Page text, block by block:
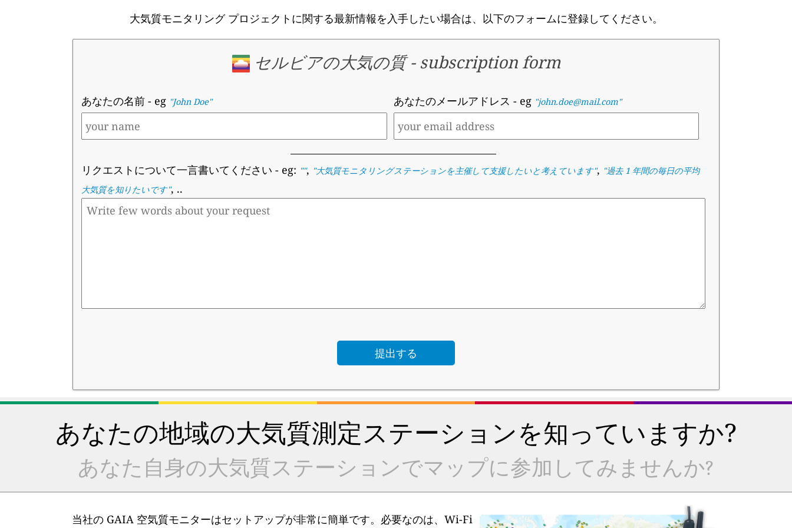
大気質モニタリング プロジェクトに関する最新情報を入手したい場合は、以下のフォームに登録してください。
セルビアの大気の質- subscription form
あなたの名前 - eg "John Doe" あなたのメールアドレス - eg "john.doe@mail.com"
リクエストについて一言書いてください - eg: "", "大気質モニタリングステーションを主催して支援したいと考えています", "過去 1 年間の毎日の平均
大気質を知りたいです", ..
あなたの地域の大気質測定ステーションを知っていますか?
あなた自身の大気質ステーションでマップに参加してみませんか?
当社の GAIA 空気質モニターはセットアップが非常に簡単です。必要なのは、Wi-Fi